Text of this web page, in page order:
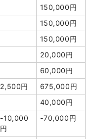
111,788円
96,341円
1,600,000
円
128,000円
1,728,000
円
150,000円
150,000円
150,000円
20,000円
60,000円
2,500円
675,000円
40,000円
-10,000
円
-70,000円